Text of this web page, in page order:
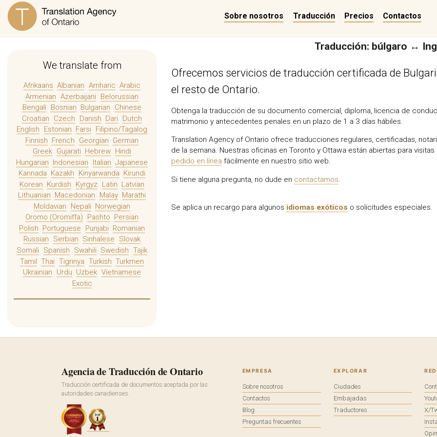
Sobre nosotros Traducción Precios Contactos
We translate from
Afrikaans Albanian Amharic Arabic
Armenian Azerbaijani
Belorussian
Bengali
Bosnian Bulgarian
Chinese
Croatian
Czech Danish Dari
Dutch
English
Estonian Farsi
Filipino/Tagalog
Finnish French Georgian German
Greek Gujarati Hebrew Hindi
Hungarian Indonesian Italian Japanese
Kannada Kazakh Kinyarwanda Kirundi
Korean Kurdish Kyrgyz Latin Latvian
Lithuanian
Macedonian Malay Marathi
Moldavian
Nepali Norwegian
Oromo (Oromiffa)
Pashto
Persian
Polish Portuguese Punjabi Romanian
Russian
Serbian Sinhalese
Slovak
Somali
Spanish Swahili Swedish Tajik
Tamil Thai Tigrinya Turkish Turkmen
Ukrainian
Urdu Uzbek Vietnamese
Exotic
Traducción: búlgaro ↔
Ofrecemos servicios de traducción certificada de
el resto de Ontario.
Obtenga la traducción de su documento comercial, diploma, licencia de
matrimonio y antecedentes penales en un plazo de 1 a 3 días hábiles.
Translation Agency of Ontario ofrece traducciones regulares, certificadas,
de la semana. Nuestras oficinas en Toronto y Ottawa están abiertas para
pedido en línea fácilmente en nuestro sitio web.
Si tiene alguna pregunta, no dude en contactarnos.
Se aplica un recargo para algunos idiomas exóticos o solicitudes especiales.
Agencia de Traducción de Ontario
Traducción certificada de documentos aceptada por las
autoridades canadienses.
EMPRESA
Sobre nosotros
Contactos
Blog
Preguntas frecuentes
EXPLORAR
Ciudades
Embajadas
Traductores
X/